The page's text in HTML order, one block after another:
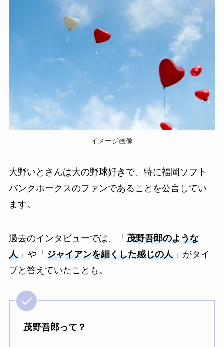
イメージ画像
大野いとさんは大の野球好きで、特に福岡ソフト
バンクホークスのファンであることを公言してい
ます。
過去のインタビューでは、「 茂野吾郎のような
人」や「 ジャイアンを細くした感じの人」がタイ
プと答えていたことも。
茂野吾郎って？